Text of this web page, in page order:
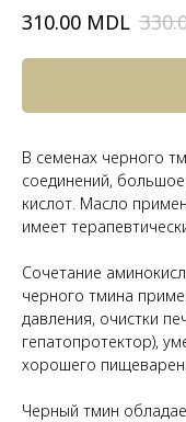
310.00 MDL
В семенах черного
соединений,
кислот. Масло
имеет
Сочетание
черного тмина
давления, очистки
гепатопротектор),
хорошего
Черный тмин